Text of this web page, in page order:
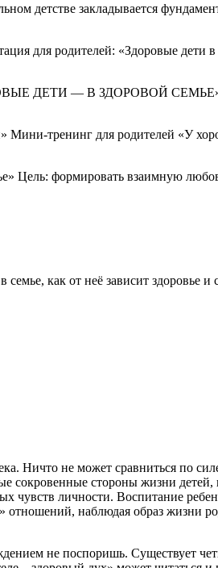
детстве закладывается
для родителей: «Здоровые
ДЕТИ — В ЗДОРОВОЙ СЕМЬЕ»
тренинг для родителей «У
Цель: формировать взаимную
как от неё зависит здоровье и
Ничто не может сравниться по
сокровенные стороны жизни
личности. Воспитание
наблюдая образ жизни
не поспоришь. Существует